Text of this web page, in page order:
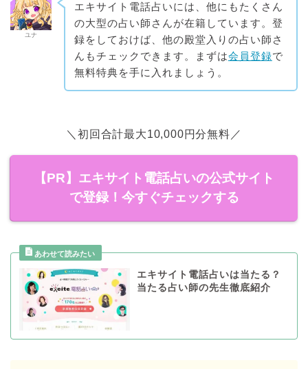
ユナ
エキサイト電話占いには、他にもたくさん
の大型の占い師さんが在籍しています。登
録をしておけば、他の殿堂入りの占い師さ
んもチェックできます。まずは会員登録で
無料特典を手に入れましょう。
＼初回合計最大10,000円分無料／
【PR】エキサイト電話占いの公式サイト
で登録！今すぐチェックする
エキサイト電話占いは当たる？
当たる占い師の先生徹底紹介